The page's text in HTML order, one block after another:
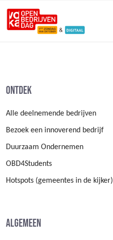
Ontdek
Alle deelnemende bedrijven
Bezoek een innoverend bedrijf
Duurzaam Ondernemen
OBD4Students
Hotspots (gemeentes in de kijker)
Algemeen